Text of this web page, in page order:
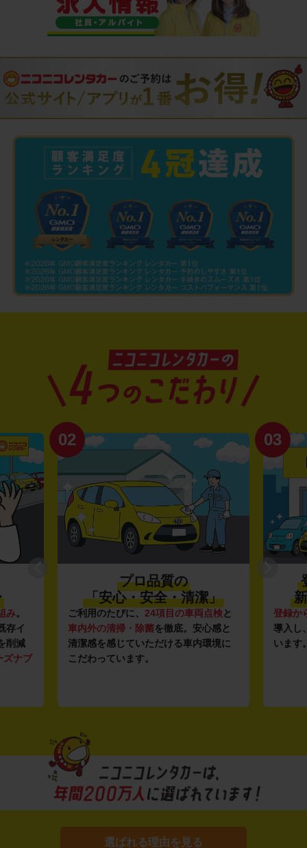
み。
存イ
削減
ズナブ
02
プロ品質の
「安心・安全・清潔」
ご利用のたびに、 24項目の車両点検と
車内外の清掃・除菌を徹底。安心感と
清潔感を感じていただける車内環境に
こだわっています。
03
登録か
導入し
います
選ばれる理由を見る